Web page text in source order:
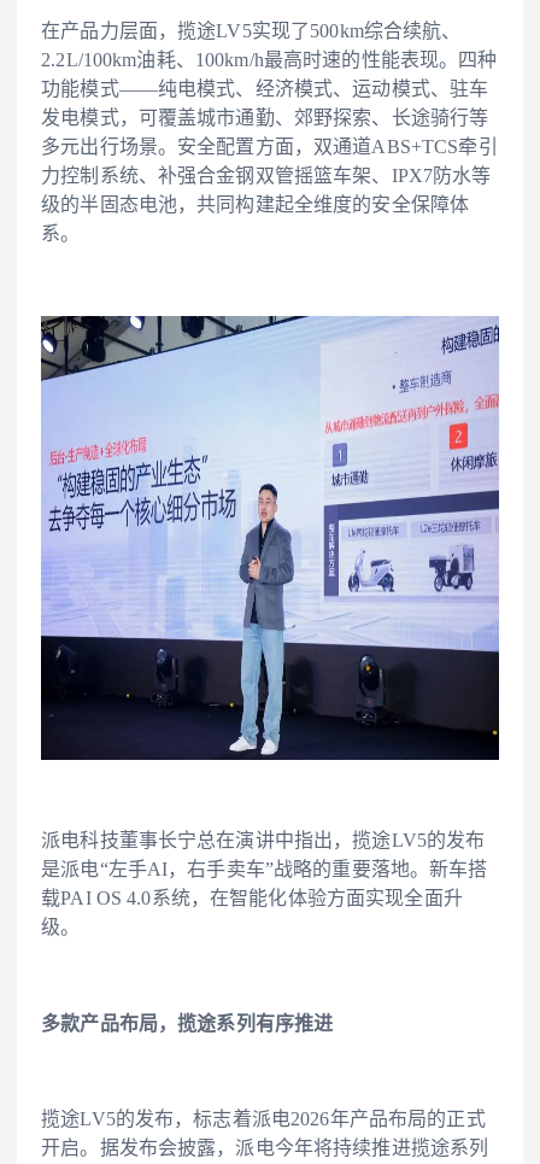
在产品力层面，揽途LV5实现了500km综合续航、
2.2L/100km油耗、100km/h最高时速的性能表现。四种
功能模式——纯电模式、经济模式、运动模式、驻车
发电模式，可覆盖城市通勤、郊野探索、长途骑行等
多元出行场景。安全配置方面，双通道ABS+TCS牵引
力控制系统、补强合金钢双管摇篮车架、IPX7防水等
级的半固态电池，共同构建起全维度的安全保障体
系。
派电科技董事长宁总在演讲中指出，揽途LV5的发布
是派电“左手AI，右手卖车”战略的重要落地。新车搭
载PAI OS 4.0系统，在智能化体验方面实现全面升
级。
多款产品布局，揽途系列有序推进
揽途LV5的发布，标志着派电2026年产品布局的正式
开启。据发布会披露，派电今年将持续推进揽途系列